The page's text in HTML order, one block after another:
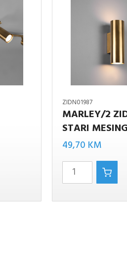
ZIDN01987
MARLEY/2
STARI MESING
49,70 KM
Marley/2
zidna